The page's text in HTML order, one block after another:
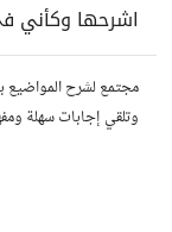
اشرحها وكأني
مجتمع لشرح
وتلقي إجابات سهلة